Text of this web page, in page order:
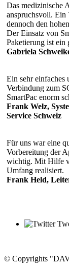
Das medizinische
anspruchsvoll. Ein
dennoch den
Der Einsatz von
Paketierung ist ein
Gabriela
Ein sehr
Verbindung zum
SmartPac enorm
Frank Welz,
Service Schweiz
Für uns war eine
Vorbereitung der
wichtig. Mit Hilfe
Umfang realisiert.
Frank Held,
© Copyrights